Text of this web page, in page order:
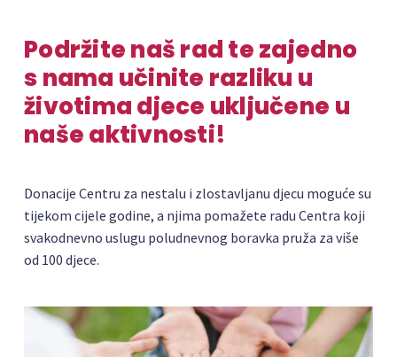
Podržite naš rad te zajedno
s nama učinite razliku u
životima djece uključene u
naše aktivnosti!
Donacije Centru za nestalu i zlostavljanu djecu moguće su
tijekom cijele godine, a njima pomažete radu Centra koji
svakodnevno uslugu poludnevnog boravka pruža za više
od 100 djece.